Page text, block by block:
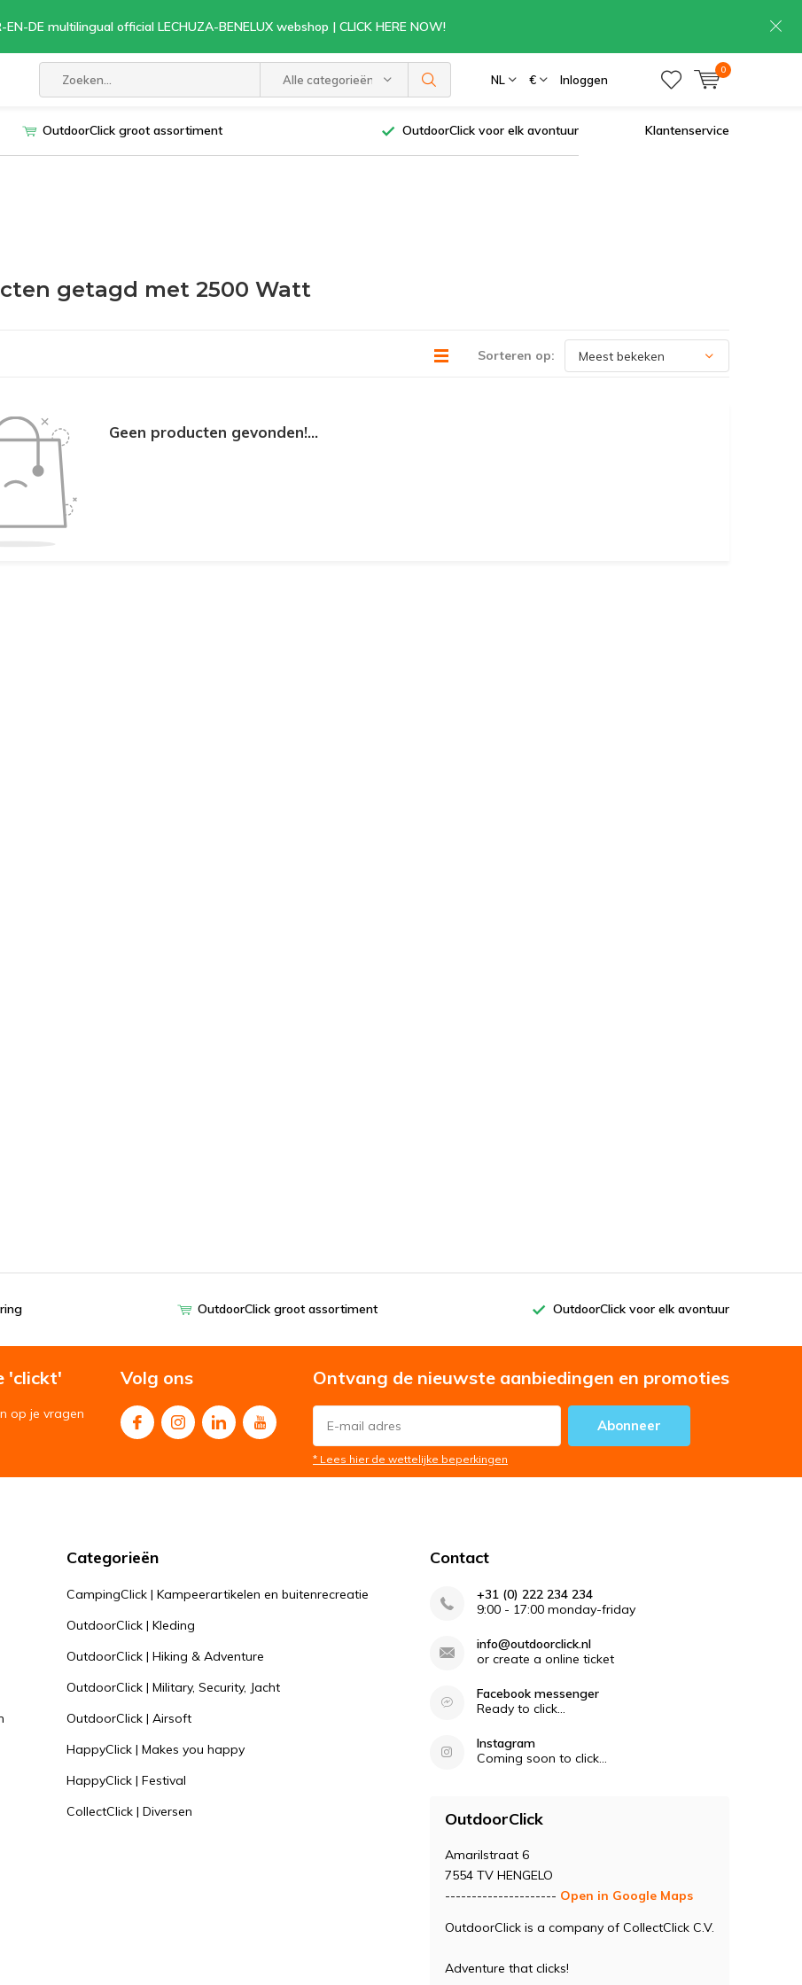
Alle categorieën NL € Inloggen
0
EN-DE multilingual official LECHUZA-BENELUX webshop | CLICK HERE NOW!
OutdoorClick groot assortiment OutdoorClick voor elk avontuur Klantenservice
getagd met 2500 Watt
Sorteren op:
Geen producten gevonden!...
OutdoorClick groot assortiment OutdoorClick voor elk avontuur
'clickt'
op je vragen
Volg ons Ontvang de nieuwste aanbiedingen en promoties
Abonneer
* Lees hier de wettelijke beperkingen
Categorieën
CampingClick | Kampeerartikelen en buitenrecreatie
OutdoorClick | Kleding
OutdoorClick | Hiking & Adventure
OutdoorClick | Military, Security, Jacht
OutdoorClick | Airsoft
HappyClick | Makes you happy
HappyClick | Festival
CollectClick | Diversen
Contact
+31 (0) 222 234 234
9:00 - 17:00 monday-friday
info@outdoorclick.nl
or create a online ticket
Facebook messenger
Ready to click...
Instagram
Coming soon to click...
OutdoorClick
Amarilstraat 6
7554 TV HENGELO
--------------------- Open in Google Maps
OutdoorClick is a company of CollectClick C.V.
Adventure that clicks!